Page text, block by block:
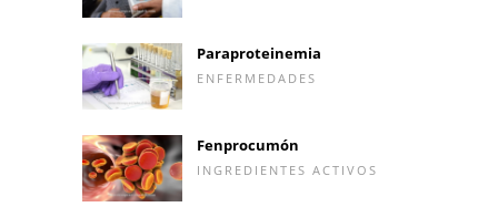
Paraproteinemia
ENFERMEDADES
Fenprocumón
INGREDIENTES ACTIVOS